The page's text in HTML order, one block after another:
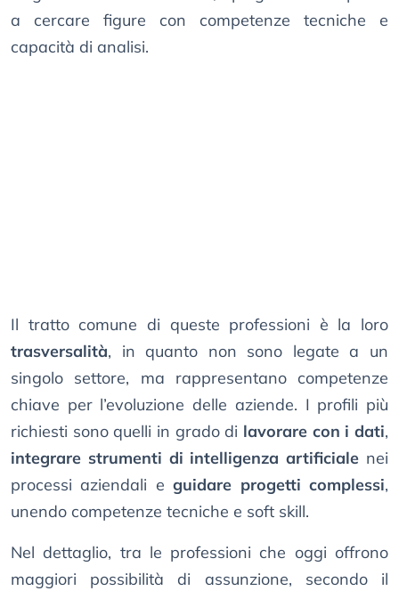
a cercare figure con competenze tecniche e
capacità di analisi.
Il tratto comune di queste professioni è la loro
trasversalità, in quanto non sono legate a un
singolo settore, ma rappresentano competenze
chiave per l’evoluzione delle aziende. I profili più
richiesti sono quelli in grado di lavorare con i dati,
integrare strumenti di intelligenza artificiale nei
processi aziendali eguidare progetti complessi,
unendo competenze tecniche e soft skill.
Nel dettaglio, tra le professioni che oggi offrono
maggiori possibilità di assunzione, secondo il